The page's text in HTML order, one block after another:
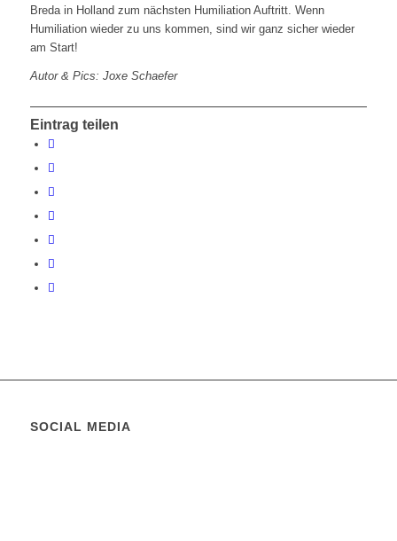
Breda in Holland zum nächsten Humiliation Auftritt. Wenn
Humiliation wieder zu uns kommen, sind wir ganz sicher wieder
am Start!
Autor & Pics: Joxe Schaefer
Eintrag teilen
SOCIAL MEDIA